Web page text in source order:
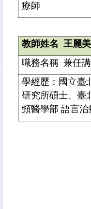
療師
教師姓名
王麗美
職務名稱 兼任
學經歷：國立臺
研究所碩士、臺
頸醫學部 語言治